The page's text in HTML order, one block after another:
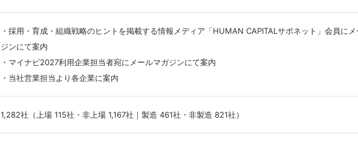
・採用・育成・組織戦略のヒントを掲載する情報メディア「HUMAN CAPITALサポネット」会員に
ジンにて案内
・マイナビ2027利用企業担当者宛にメールマガジンにて案内
・当社営業担当より各企業に案内
1,282社（上場 115社・非上場 1,167社｜製造 461社・非製造 821社）